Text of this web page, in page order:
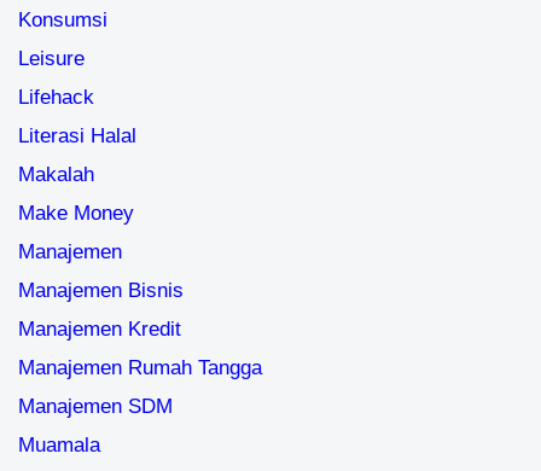
Konsumsi
Leisure
Lifehack
Literasi Halal
Makalah
Make Money
Manajemen
Manajemen Bisnis
Manajemen Kredit
Manajemen Rumah Tangga
Manajemen SDM
Muamala